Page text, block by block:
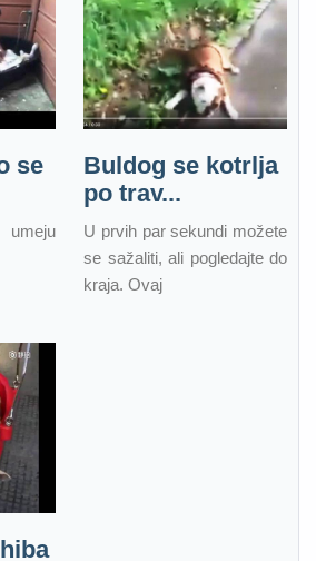
se
umeju
Buldog se kotrlja
po trav...
U prvih par sekundi možete
se sažaliti, ali pogledajte do
kraja. Ovaj